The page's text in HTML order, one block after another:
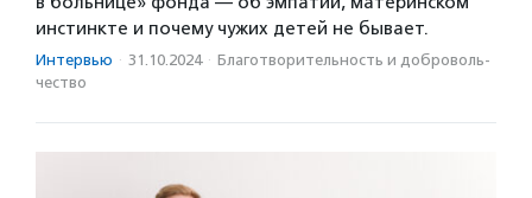
инстинкте и почему чужих детей не бывает.
Интервью · 31.10.2024 · Благотвори­тель­ность и доброволь­
чест­во